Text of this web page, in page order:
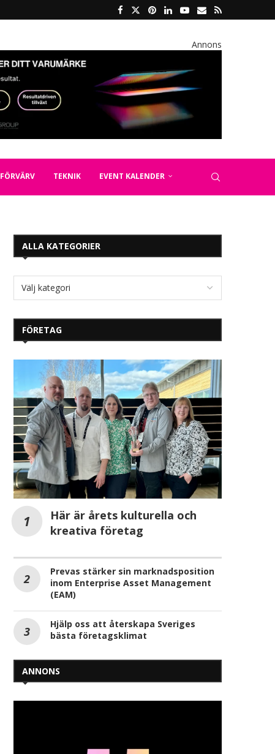
Annons
FÖRVÄRV TEKNIK EVENT KALENDER
ALLA KATEGORIER
FÖRETAG
Här är årets kulturella och
kreativa företag
Prevas stärker sin marknadsposition
inom Enterprise Asset Management
(EAM)
Hjälp oss att återskapa Sveriges
bästa företagsklimat
ANNONS